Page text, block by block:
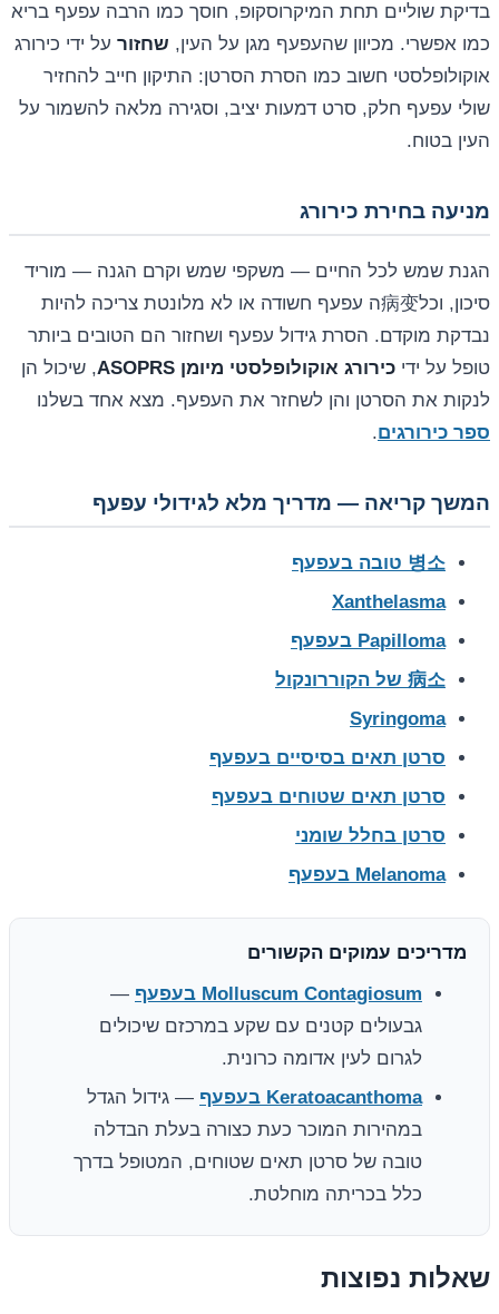
בדיקת שוליים תחת המיקרוסקופ, חוסך כמו הרבה עפעף בריא
כמו אפשרי. מכיוון שהעפעף מגן על העין, שחזור על ידי כירורג
אוקולופלסטי חשוב כמו הסרת הסרטן: התיקון חייב להחזיר
שולי עפעף חלק, סרט דמעות יציב, וסגירה מלאה להשמור על
העין בטוח.
מניעה בחירת כירורג
הגנת שמש לכל החיים — משקפי שמש וקרם הגנה — מוריד
סיכון, וכל病变ה עפעף חשודה או לא מלונטת צריכה להיות
נבדקת מוקדם. הסרת גידול עפעף ושחזור הם הטובים ביותר
טופל על ידי כירורג אוקולופלסטי מיומן ASOPRS
, שיכול הן
לנקות את הסרטן והן לשחזר את העפעף. מצא אחד בשלנו
ספר כירורגים.
המשך קריאה — מדריך מלא לגידולי עפעף
병소 טובה בעפעף
Xanthelasma
Papilloma בעפעף
病소 של הקוררונקול
Syringoma
סרטן תאים בסיסיים בעפעף
סרטן תאים שטוחים בעפעף
סרטן בחלל שומני
Melanoma בעפעף
מדריכים עמוקים הקשורים
Molluscum Contagiosum בעפעף
—
גבעולים קטנים עם שקע במרכזם שיכולים
לגרום לעין אדומה כרונית.
Keratoacanthoma בעפעף
— גידול הגדל
במהירות המוכר כעת כצורה בעלת הבדלה
טובה של סרטן תאים שטוחים, המטופל בדרך
כלל בכריתה מוחלטת.
שאלות נפוצות